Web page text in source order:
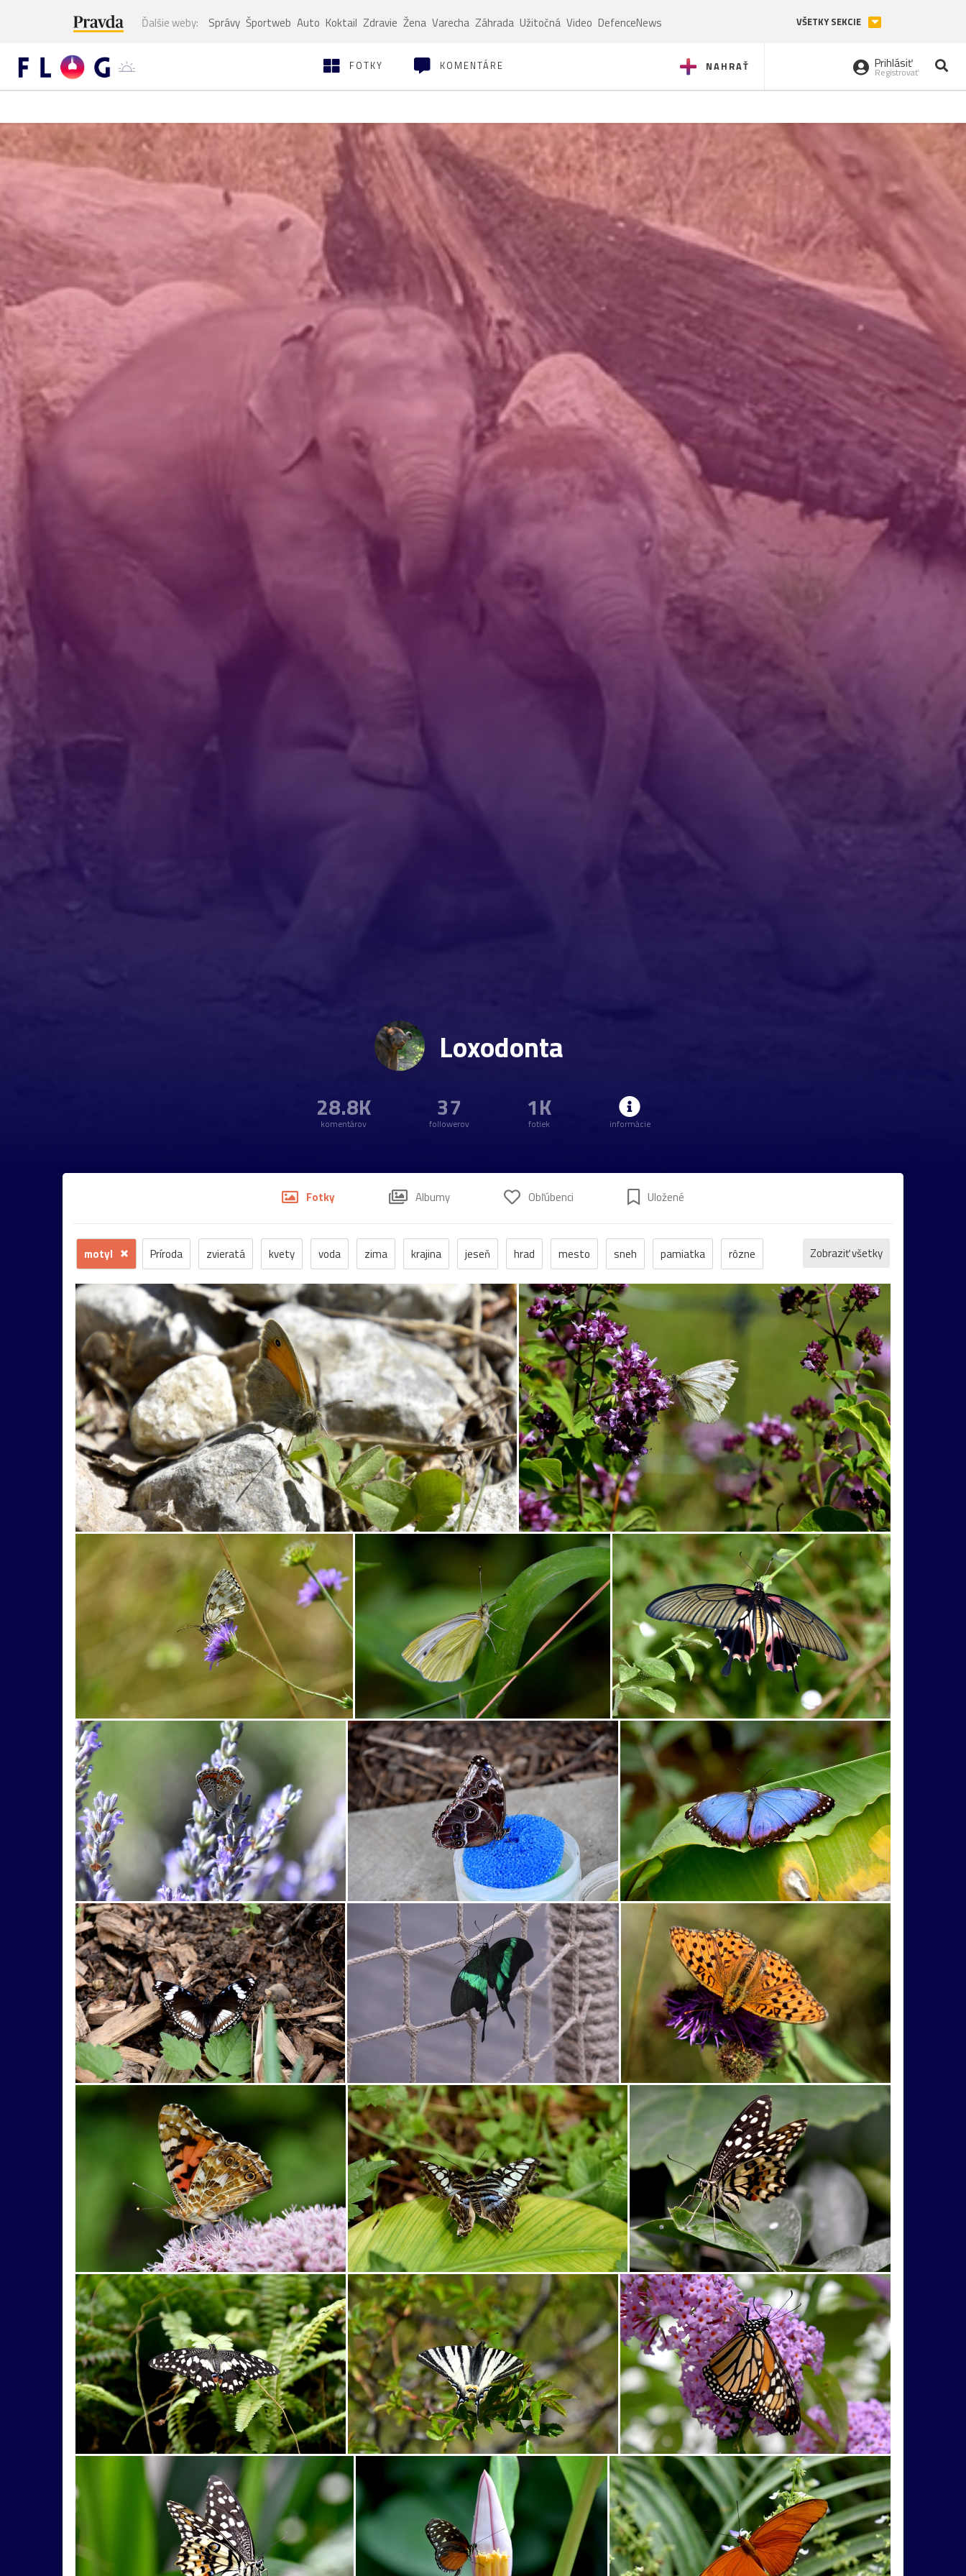
Ďalšie weby: Správy Športweb Auto Koktail Zdravie Žena Varecha Záhrada Užitočná Video DefenceNews VŠETKY SEKCIE
NAHRAŤ
FOTKY KOMENTÁRE Prihlásiť
Registrovať
Loxodonta
28.8K
komentárov
37
followerov
1K
fotiek informácie
Fotky Albumy Obľúbenci Uložené
motyl Zobraziť všetky
Príroda zvieratá kvety voda zima krajina jeseň hrad mesto sneh pamiatka rôzne
stromy história zámok skanzen kostol vtáci zrúcanina Budovy jar kvet ZOO inverzia levanduľa budova hmla
architektúra hmyz strom hory mlyn vtáky výhľady autá bocian domčeky Morava most Praha
sysel tatry motýle poniklec stavba Vianoce dom iné kaplnka Komárno leto maky Varšava Bratislava
Budapešť drevenica chalupa ľudia mak sysle Valtice viniče záhrada 2022 cintorín chalúpka Karlov les
Lešná let more nádrž opice ovečky Piešťany Poľsko ruiny ruže srieň traktor tučniak včela Vroclav vták
Zuberec archív atrakcia Betliar Brno cencúle čerešňa cesta Čičmany človek Domaša drevenice Dunaj fauna
folklór fontána Gdansk Helfštýn historické hotel hrozno Chleb jazierko kaštieľ košík lavička lekno lístie lod
lode mandľovníky Moszna piesok pole prianie priehrada
rozhľadňa ruža slnka slon Strážnice sýkorka Terchová večer veža vlak vlaky Vlčnov
západ ZápadSlnka zátišie zrkadlenie zviera zvierat 2023 Abramová africana africký alpaka
archeoskanzen architektrúra arichitektúra autobus Banská bašta Beckov Belianky bežky Bojnice Bouzov brána
bugatti Čabra´d čajník červená Čičva Cimburk čmeliak cyklista cyklistka Cyril
dedičstvo dedina detail diery dieťa dievča Divín divý domček drrevenice fašíangy flóra fotograf gejzír guľa
had hodiny Horehronie Hradčany huby husi Hustopeče chalúpky chata chrám chrobák indický jablone
jaguár Jánošíkové japonská Jaskyňa Jízda kačica kačka kamene Kamzík Karibuni katedrála
kláštor knižnica koliba komín komíny kompa kopce Korvín kostolík kovozoo králu krík Kriváň kríže kultúra
kultúrne kvery kvetz kvezy kvty labuť lavičky Lazienky Lednica Lietadlo Lietava Liptovská lom
loxodonta Ludrová lúka lyžiar mačka Ma´darsko MaláFatra mandľovník Mara masky Metod miesto mláďatá
mosty Motlawa mráz najdlhší nálada námraza NezbudskáLúčka Nina Nízke NižnýKomárnik odraz oldtimer
Oponice ostrov ovocie ovocný pamatka pamätník pamiaka pamiarka pamiatky panda Panoráma paragliding pavučina
pelikán plazy plody podvečer polia Považský préroda Pribylina prírda príroa príroada prírodaa prírode
prroda púpava pútnicke RadenovDom repka retro Rotunda rozhľdňa Rozsutec Rumunsko rybky rybník
sakura seno shen šípka Skalica skaly sknazen Slavkov slnečnica slnečnice slnečníky sloníčatko Sopot sova
Špilberk stavby Štiavnica Straážnice Straník Strečno streetphoto Súľov sup symbolika TANAP ťava tradícia
Tumski ufo ulica VeľkáNoc veselica veverička Vinš vlaha vodaa vodopád vodopádiky vtáčia
výhľad Vyhliadkový Wroclaw žaby Zakopané železničný Žilina žito Zlín zrocanina
zvieeratá zvieraatá zviratá